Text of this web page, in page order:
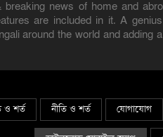
news of home and
are included in it. A
around the world and adding
যোগাযোগ
নীতি ও শর্ত
ও শর্ত